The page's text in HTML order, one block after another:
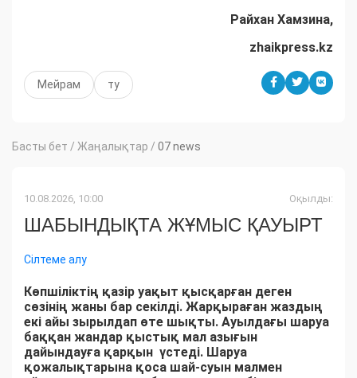
Райхан Хамзина,
zhaikpress.kz
Мейрам ту
Басты бет / Жаңалықтар / 07 news
10.08.2026, 10:00 Оқылды:
ШАБЫНДЫҚТА ЖҰМЫС ҚАУЫРТ
Сілтеме алу
Көпшіліктің қазір уақыт қысқарған деген
сөзінің жаны бар секілді. Жарқыраған жаздың
екі айы зырылдап өте шықты. Ауылдағы шаруа
баққан жандар қыстық мал азығын
дайындауға қарқын үстеді. Шаруа
қожалықтарына қоса шай-суын малмен